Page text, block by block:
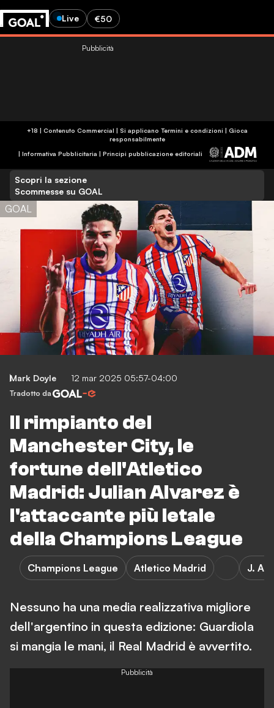
Live €50
Pubblicità
+18 | Contenuto Commercial | Si applicano Termini e condizioni | Gioca
responsabilmente
| Informativa Pubblicitaria | Principi pubblicazione editoriali
Scopri la sezione
Scommesse su GOAL
GOAL
Mark Doyle 12 mar 2025 05:57-04:00
Tradotto da
Il rimpianto del
Manchester City, le
fortune dell'Atletico
Madrid: Julian Alvarez è
l'attaccante più letale
della Champions League
Champions League Atletico Madrid J.
Nessuno ha una media realizzativa migliore
dell'argentino in questa edizione: Guardiola
si mangia le mani, il Real Madrid è avvertito.
Pubblicità